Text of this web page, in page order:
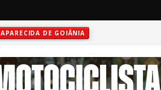
APARECIDA DE GOIÂNIA